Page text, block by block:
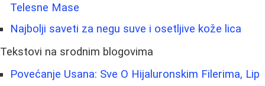
Telesne Mase
Najbolji saveti za negu suve i osetljive kože lica
Tekstovi na srodnim blogovima
Povećanje Usana: Sve O Hijaluronskim Filerima, Lip